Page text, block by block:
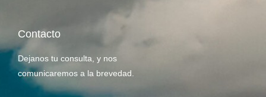
Contacto
Dejanos tu consulta, y nos
comunicaremos a la brevedad.